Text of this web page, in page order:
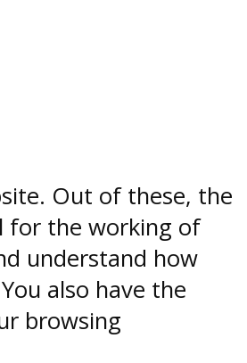
Out of these, the
for the working of
understand how
also have the
browsing